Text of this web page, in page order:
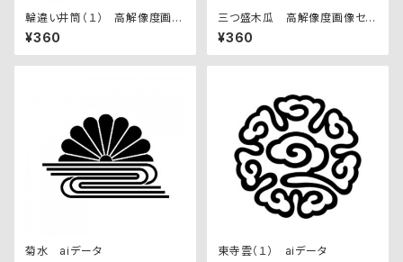
輪違い井筒（１） 高解像度画像
セット
¥360
三つ盛木瓜 高解像度画像セッ
ト
¥360
菊水 aiデータ 東寺雲（１） aiデータ